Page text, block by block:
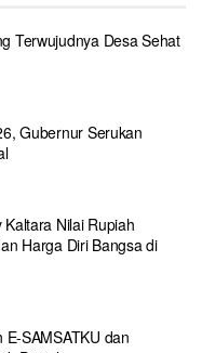
Terwujudnya Desa Sehat
Gubernur Serukan
Nilai Rupiah
Harga Diri Bangsa di
SAMSATKU dan